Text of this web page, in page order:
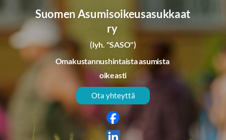
Suomen Asumisoikeusasukkaat
ry
(lyh. "SASO")
Omakustannushintaista asumista
oikeasti
Ota yhteyttä